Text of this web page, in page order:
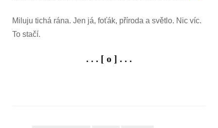
Miluju tichá rána. Jen já, foťák, příroda a světlo. Nic víc.
To stačí.
. . . [ o ] . . .